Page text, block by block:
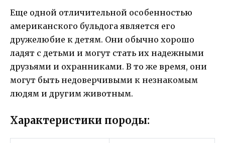
Еще одной отличительной особенностью
американского бульдога является его
дружелюбие к детям. Они обычно хорошо
ладят с детьми и могут стать их надежными
друзьями и охранниками. В то же время, они
могут быть недоверчивыми к незнакомым
людям и другим животным.
Характеристики породы: